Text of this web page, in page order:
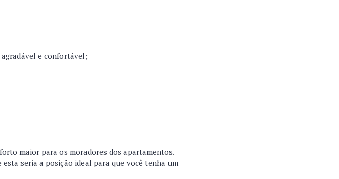
e confortável;
maior para os moradores dos apartamentos.
seria a posição ideal para que você tenha um